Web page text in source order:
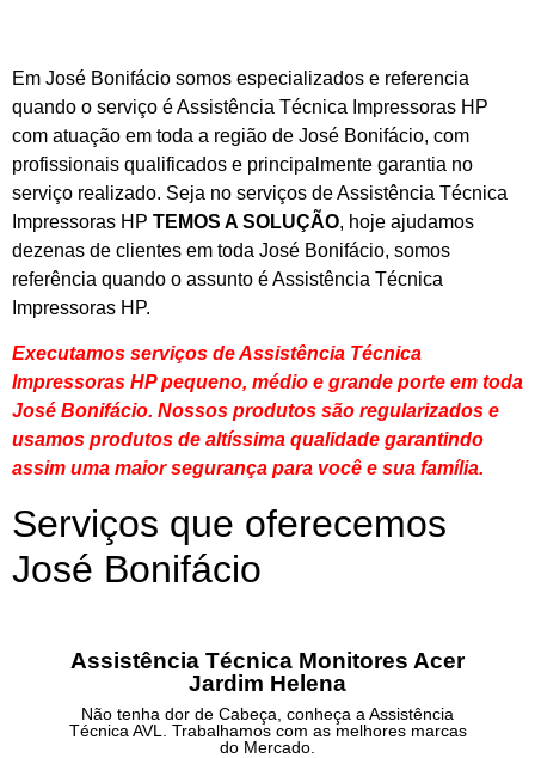
Em José Bonifácio somos especializados e referencia
quando o serviço é Assistência Técnica Impressoras HP
com atuação em toda a região de José Bonifácio, com
profissionais qualificados e principalmente garantia no
serviço realizado. Seja no serviços de Assistência Técnica
Impressoras HP TEMOS A SOLUÇÃO, hoje ajudamos
dezenas de clientes em toda José Bonifácio, somos
referência quando o assunto é Assistência Técnica
Impressoras HP.
Executamos serviços de Assistência Técnica
Impressoras HP pequeno, médio e grande porte em toda
José Bonifácio. Nossos produtos são regularizados e
usamos produtos de altíssima qualidade garantindo
assim uma maior segurança para você e sua família.
Serviços que oferecemos
José Bonifácio
Assistência Técnica Monitores Acer
Jardim Helena
Não tenha dor de Cabeça, conheça a Assistência
Técnica AVL. Trabalhamos com as melhores marcas
do Mercado.